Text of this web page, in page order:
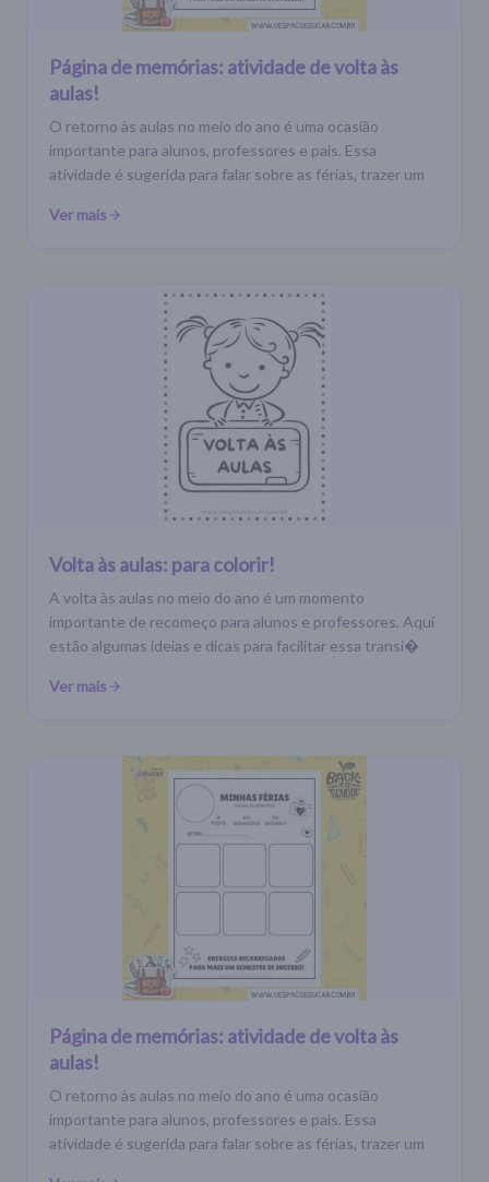
Página de memórias: atividade de volta às
aulas!
O retorno às aulas no meio do ano é uma ocasião
importante para alunos, professores e pais. Essa
atividade é sugerida para falar sobre as férias, trazer um
Ver mais
Volta às aulas: para colorir!
A volta às aulas no meio do ano é um momento
importante de recomeço para alunos e professores. Aqui
estão algumas ideias e dicas para facilitar essa transi�
Ver mais
Página de memórias: atividade de volta às
aulas!
O retorno às aulas no meio do ano é uma ocasião
importante para alunos, professores e pais. Essa
atividade é sugerida para falar sobre as férias, trazer um